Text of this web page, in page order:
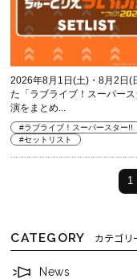
2026年8月1日(土)・8月2日(
た「ラブライブ！スーパー
演をまとめ...
#ラブライブ！スーパースター!!
#セットリスト
1
CATEGORY カテゴリ
News